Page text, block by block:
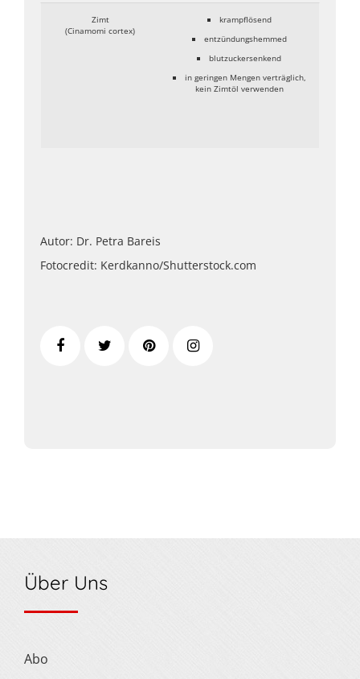
Zimt
(Cinamomi cortex)
krampflösend
entzündungshemmed
blutzuckersenkend
in geringen Mengen verträglich,
kein Zimtöl verwenden
Autor: Dr. Petra Bareis
Fotocredit: Kerdkanno/Shutterstock.com
Über Uns
Abo